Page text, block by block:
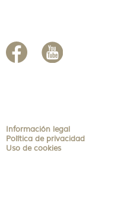
Información legal
Política de privacidad
Uso de cookies